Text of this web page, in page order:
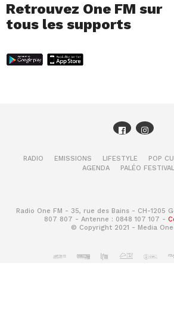
Retrouvez One FM sur
tous les supports
RADIO EMISSIONS LIFESTYLE POP
AGENDA
PALÉO
Radio One FM - 35, rue des Bains - CH-1205
807 807 - Antenne : 0848 107 107 -
© Copyright 2021 - Media